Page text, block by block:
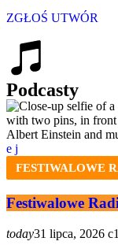
ZGŁOŚ UTWÓR
Podcasty
FESTIWALOWE
Festiwalowe
today31 lipca, 2026